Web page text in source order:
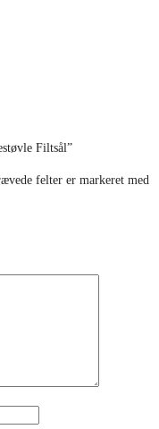
Filtsål”
felter er markeret med